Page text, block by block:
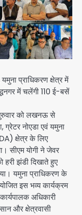
प्राधिकरण क्षेत्र में
में चलेंगी 110 ई-बसें
को लखनऊ से
ग्रेटर नोएडा एवं यमुना
क्षेत्र के लिए
सीएम योगी ने जेवर
हरी झंडी दिखाते हुए
यमुना प्राधिकरण के
इस भव्य कार्यक्रम
अधिकारी
और क्षेत्रवासी